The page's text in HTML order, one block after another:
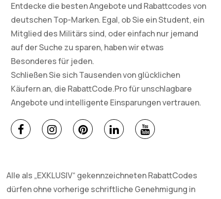
Entdecke die besten Angebote und Rabattcodes von
deutschen Top-Marken. Egal, ob Sie ein Student, ein
Mitglied des Militärs sind, oder einfach nur jemand
auf der Suche zu sparen, haben wir etwas
Besonderes für jeden.
Schließen Sie sich Tausenden von glücklichen
Käufern an, die RabattCode.Pro für unschlagbare
Angebote und intelligente Einsparungen vertrauen.
Alle als „EXKLUSIV“ gekennzeichneten RabattCodes
dürfen ohne vorherige schriftliche Genehmigung in